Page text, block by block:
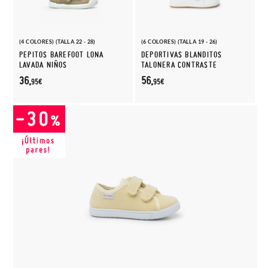
(4 COLORES) (TALLA 22 - 28)
PEPITOS BAREFOOT LONA
LAVADA NIÑOS
36,95€
(6 COLORES) (TALLA 19 - 26)
DEPORTIVAS BLANDITOS
TALONERA CONTRASTE
56,95€